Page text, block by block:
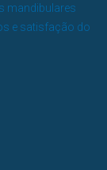
mandibulares
e satisfação do